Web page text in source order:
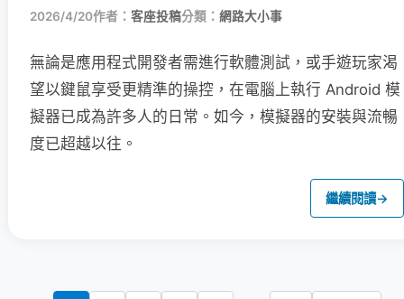
2026/4/20作者： 客座投稿分類： 網路大小事
無論是應用程式開發者需進行軟體測試，或手遊玩家渴
望以鍵鼠享受更精準的操控，在電腦上執行 Android 模
擬器已成為許多人的日常。如今，模擬器的安裝與流暢
度已超越以往。
繼續閱讀→